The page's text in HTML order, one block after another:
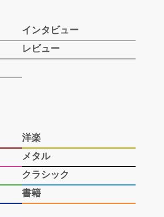
インタビュー
レビュー
洋楽
メタル
クラシック
書籍